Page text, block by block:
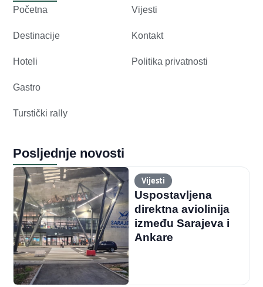
Početna
Destinacije
Hoteli
Gastro
Turstički rally
Vijesti
Kontakt
Politika privatnosti
Posljednje novosti
Vijesti
Uspostavljena
direktna aviolinija
između Sarajeva i
Ankare